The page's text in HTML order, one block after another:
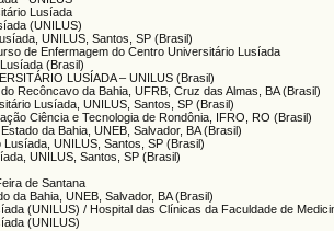
Lusíada
(UNILUS)
UNILUS, Santos, SP (Brasil)
de Enfermagem do Centro Universitário Lusíada
(Brasil)
LUSÍADA – UNILUS (Brasil)
do Recôncavo da Bahia, UFRB, Cruz das Almas, BA (Brasil)
Lusíada, UNILUS, Santos, SP (Brasil)
Ciência e Tecnologia de Rondônia, IFRO, RO (Brasil)
Estado da Bahia, UNEB, Salvador, BA (Brasil)
Lusíada, UNILUS, Santos, SP (Brasil)
UNILUS, Santos, SP (Brasil)
de Santana
da Bahia, UNEB, Salvador, BA (Brasil)
(UNILUS) / Hospital das Clínicas da Faculdade de
(UNILUS)